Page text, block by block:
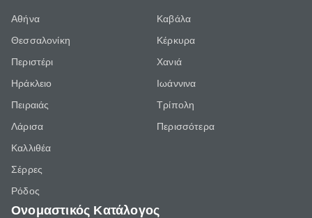
Αθήνα
Θεσσαλονίκη
Περιστέρι
Ηράκλειο
Πειραιάς
Λάρισα
Καλλιθέα
Σέρρες
Ρόδος
Καβάλα
Κέρκυρα
Χανιά
Ιωάννινα
Τρίπολη
Περισσότερα
Ονομαστικός Κατάλογος